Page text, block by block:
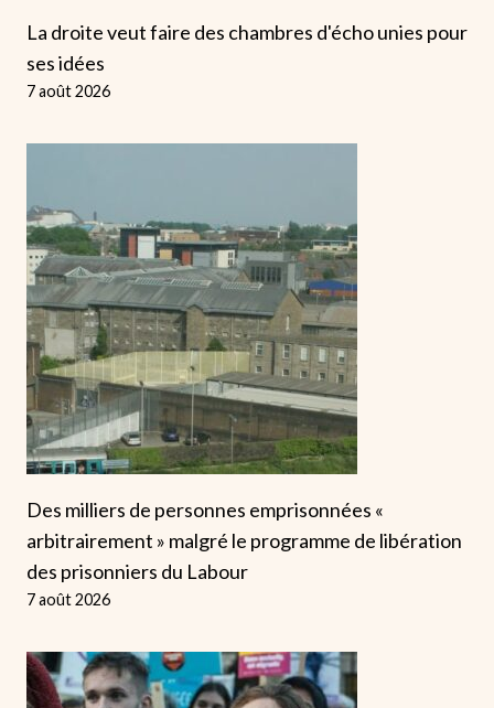
La droite veut faire des chambres d'écho unies pour
ses idées
7 août 2026
Des milliers de personnes emprisonnées «
arbitrairement » malgré le programme de libération
des prisonniers du Labour
7 août 2026